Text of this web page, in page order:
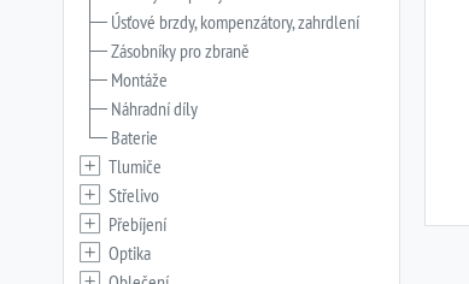
Úsťové brzdy, kompenzátory, zahrdlení
Zásobníky pro zbraně
Montáže
Náhradní díly
Baterie
Tlumiče
Střelivo
Přebíjení
Optika